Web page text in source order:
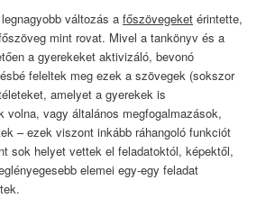
változás afőszövegeket érintette,
mint rovat. Mivel a tankönyv és a
a gyerekeket aktivizáló, bevonó
feleltek meg ezek a szövegek (sokszor
amelyet a gyerekek is
volna, vagy általános megfogalmazások,
– ezek viszont inkább ráhangoló funkciót
sok helyet vettek el feladatoktól, képektől,
elemei egy-egy feladat